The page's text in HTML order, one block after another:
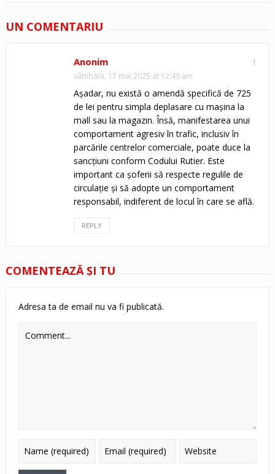
UN COMENTARIU
1
Anonim
sâmbătă, 17 mai 2025 at 12:49 am
Așadar, nu există o amendă specifică de 725
de lei pentru simpla deplasare cu mașina la
mall sau la magazin. Însă, manifestarea unui
comportament agresiv în trafic, inclusiv în
parcările centrelor comerciale, poate duce la
sancțiuni conform Codului Rutier. Este
important ca șoferii să respecte regulile de
circulație și să adopte un comportament
responsabil, indiferent de locul în care se află.
REPLY
COMENTEAZĂ ŞI TU
Adresa ta de email nu va fi publicată.